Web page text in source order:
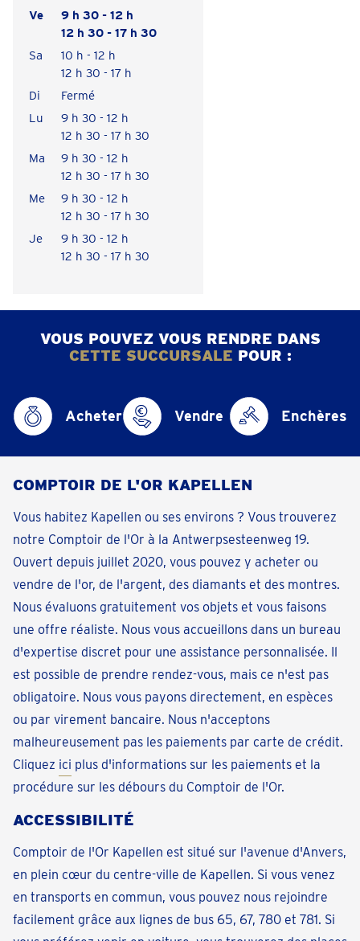
Ve
9 h 30 - 12 h
12 h 30 - 17 h 30
Sa
10 h - 12 h
12 h 30 - 17 h
Di
Fermé
Lu
9 h 30 - 12 h
12 h 30 - 17 h 30
Ma
9 h 30 - 12 h
12 h 30 - 17 h 30
Me
9 h 30 - 12 h
12 h 30 - 17 h 30
Je
9 h 30 - 12 h
12 h 30 - 17 h 30
VOUS POUVEZ VOUS RENDRE DANS
CETTE SUCCURSALE POUR :
Acheter Vendre Enchères
COMPTOIR DE L'OR KAPELLEN
Vous habitez Kapellen ou ses environs ? Vous trouverez
notre Comptoir de l'Or à la Antwerpsesteenweg 19.
Ouvert depuis juillet 2020, vous pouvez y acheter ou
vendre de l'or, de l'argent, des diamants et des montres.
Nous évaluons gratuitement vos objets et vous faisons
une offre réaliste. Nous vous accueillons dans un bureau
d'expertise discret pour une assistance personnalisée. Il
est possible de prendre rendez-vous, mais ce n'est pas
obligatoire. Nous vous payons directement, en espèces
ou par virement bancaire. Nous n'acceptons
malheureusement pas les paiements par carte de crédit.
Cliquez ici plus d'informations sur les paiements et la
procédure sur les débours du Comptoir de l'Or.
ACCESSIBILITÉ
Comptoir de l'Or Kapellen est situé sur l'avenue d'Anvers,
en plein cœur du centre-ville de Kapellen. Si vous venez
en transports en commun, vous pouvez nous rejoindre
facilement grâce aux lignes de bus 65, 67, 780 et 781. Si